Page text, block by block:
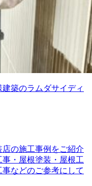
築のラムダサイディ
の施工事例をご紹介
・屋根塗装・屋根工
などのご参考にして